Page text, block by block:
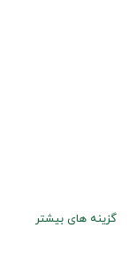
گزینه های بیشتر